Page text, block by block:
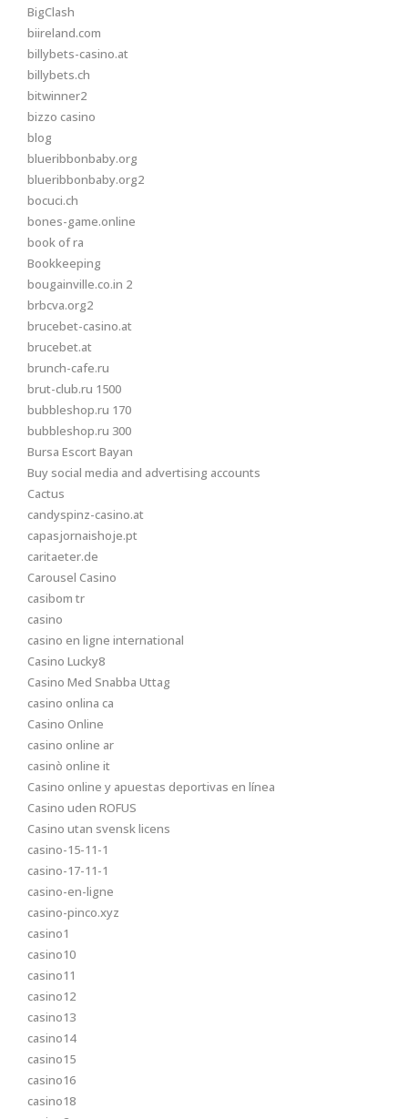
BigClash
biireland.com
billybets-casino.at
billybets.ch
bitwinner2
bizzo casino
blog
blueribbonbaby.org
blueribbonbaby.org2
bocuci.ch
bones-game.online
book of ra
Bookkeeping
bougainville.co.in 2
brbcva.org2
brucebet-casino.at
brucebet.at
brunch-cafe.ru
brut-club.ru 1500
bubbleshop.ru 170
bubbleshop.ru 300
Bursa Escort Bayan
Buy social media and advertising accounts
Cactus
candyspinz-casino.at
capasjornaishoje.pt
caritaeter.de
Carousel Casino
casibom tr
casino
casino en ligne international
Casino Lucky8
Casino Med Snabba Uttag
casino onlina ca
Casino Online
casino online ar
casinò online it
Casino online y apuestas deportivas en línea
Casino uden ROFUS
Casino utan svensk licens
casino-15-11-1
casino-17-11-1
casino-en-ligne
casino-pinco.xyz
casino1
casino10
casino11
casino12
casino13
casino14
casino15
casino16
casino18